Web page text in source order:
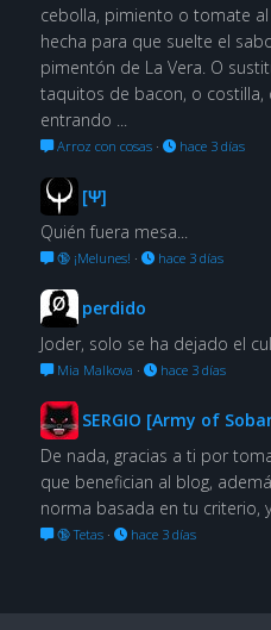
cebolla, pimiento o tomate
hecha para que suelte el
pimentón de La Vera. O
taquitos de bacon, o costilla,
entrando ...
Arroz con cosas· hace 3 días
[Ψ]
Quién fuera mesa...
🔞 ¡Melunes! · hace 3 días
perdido
Joder, solo se ha dejado el
Mia Malkova · hace 3 días
SERGIO [Army of
De nada, gracias a ti por
que benefician al blog,
norma basada en tu criterio,
🔞 Tetas· hace 3 días